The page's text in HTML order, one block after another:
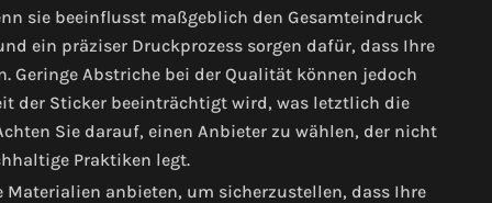
sie beeinflusst maßgeblich den Gesamteindruck
ein präziser Druckprozess sorgen dafür, dass Ihre
Abstriche bei der Qualität können jedoch
der Sticker beeinträchtigt wird, was letztlich die
Sie darauf, einen Anbieter zu wählen, der nicht
Praktiken legt.
anbieten, um sicherzustellen, dass Ihre